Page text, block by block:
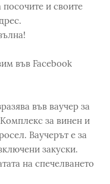
и своите
във Facebook
във ваучер за
за винен и
Ваучерът е за
закуски.
на спечелването